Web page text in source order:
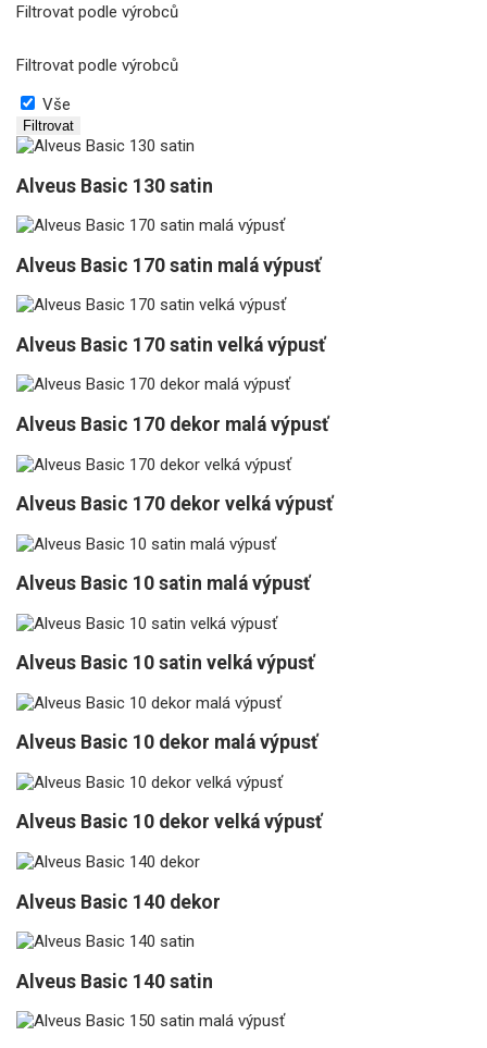
Filtrovat podle výrobců
Filtrovat podle výrobců
Vše
Filtrovat
Alveus Basic 130 satin
Alveus Basic 170 satin malá výpusť
Alveus Basic 170 satin velká výpusť
Alveus Basic 170 dekor malá výpusť
Alveus Basic 170 dekor velká výpusť
Alveus Basic 10 satin malá výpusť
Alveus Basic 10 satin velká výpusť
Alveus Basic 10 dekor malá výpusť
Alveus Basic 10 dekor velká výpusť
Alveus Basic 140 dekor
Alveus Basic 140 satin